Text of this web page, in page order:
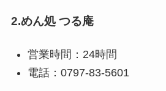
2.めん処 つる庵
営業時間：24時間
電話：0797-83-5601